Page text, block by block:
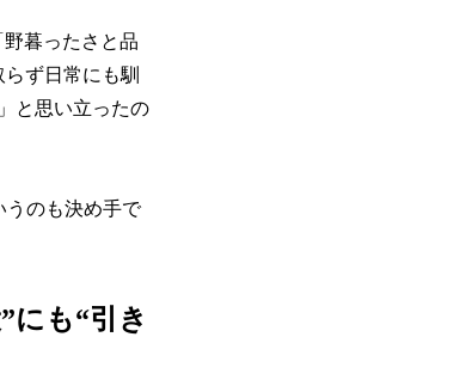
暮ったさと品
ず日常にも馴
と思い立ったの
うのも決め手で
にも“引き